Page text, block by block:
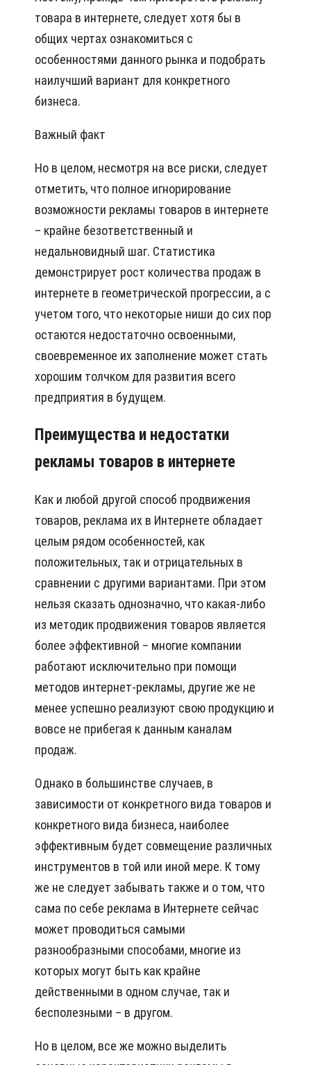
товара в интернете, следует хотя бы в
общих чертах ознакомиться с
особенностями данного рынка и подобрать
наилучший вариант для конкретного
бизнеса.
Важный факт
Но в целом, несмотря на все риски, следует
отметить, что полное игнорирование
возможности рекламы товаров в интернете
– крайне безответственный и
недальновидный шаг. Статистика
демонстрирует рост количества продаж в
интернете в геометрической прогрессии, а с
учетом того, что некоторые ниши до сих пор
остаются недостаточно освоенными,
своевременное их заполнение может стать
хорошим толчком для развития всего
предприятия в будущем.
Преимущества и недостатки
рекламы товаров в интернете
Как и любой другой способ продвижения
товаров, реклама их в Интернете обладает
целым рядом особенностей, как
положительных, так и отрицательных в
сравнении с другими вариантами. При этом
нельзя сказать однозначно, что какая-либо
из методик продвижения товаров является
более эффективной – многие компании
работают исключительно при помощи
методов интернет-рекламы, другие же не
менее успешно реализуют свою продукцию и
вовсе не прибегая к данным каналам
продаж.
Однако в большинстве случаев, в
зависимости от конкретного вида товаров и
конкретного вида бизнеса, наиболее
эффективным будет совмещение различных
инструментов в той или иной мере. К тому
же не следует забывать также и о том, что
сама по себе реклама в Интернете сейчас
может проводиться самыми
разнообразными способами, многие из
которых могут быть как крайне
действенными в одном случае, так и
бесполезными – в другом.
Но в целом, все же можно выделить